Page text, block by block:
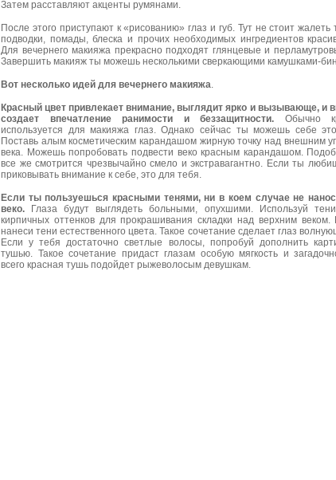
Затем расставляют акценты румянами.
После этого приступают к «рисованию» глаз и губ. Тут не стоит жалеть
подводки, помады, блеска и прочих необходимых ингредиентов
Для вечернего макияжа прекрасно подходят глянцевые и
Завершить макияж ты можешь несколькими сверкающими камушками-
Вот несколько идей для вечернего макияжа.
Красный цвет привлекает внимание, выглядит ярко и вызывающе, и
создает впечатление ранимости и беззащитности. Обычно
используется для макияжа глаз. Однако сейчас ты можешь себе
Поставь алым косметическим карандашом жирную точку над внешним
века. Можешь попробовать подвести веко красным карандашом.
все же смотрится чрезвычайно смело и экстравагантно. Если ты
приковывать внимание к себе, это для тебя.
Если ты пользуешься красными тенями, ни в коем случае не
веко. Глаза будут выглядеть больными, опухшими. Используй
кирпичных оттенков для прокрашивания складки над верхним веком.
нанеси тени естественного цвета. Такое сочетание сделает глаз
Если у тебя достаточно светлые волосы, попробуй дополнить
тушью. Такое сочетание придаст глазам особую мягкость и
всего красная тушь подойдет рыжеволосым девушкам.